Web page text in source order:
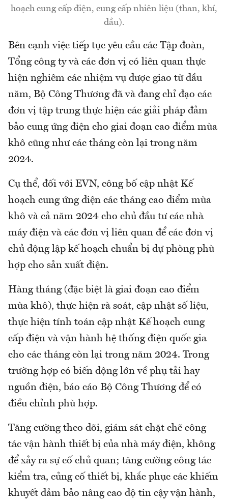
hoạch cung cấp điện, cung cấp nhiên liệu (than, khí,
dầu).
Bên cạnh việc tiếp tục yêu cầu các Tập đoàn,
Tổng công ty và các đơn vị có liên quan thực
hiện nghiêm các nhiệm vụ được giao từ đầu
năm, Bộ Công Thương đã và đang chỉ đạo các
đơn vị tập trung thực hiện các giải pháp đảm
bảo cung ứng điện cho giai đoạn cao điểm mùa
khô cũng như các tháng còn lại trong năm
2024.
Cụ thể, đối với EVN, công bố cập nhật Kế
hoạch cung ứng điện các tháng cao điểm mùa
khô và cả năm 2024 cho chủ đầu tư các nhà
máy điện và các đơn vị liên quan để các đơn vị
chủ động lập kế hoạch chuẩn bị dự phòng phù
hợp cho sản xuất điện.
Hàng tháng (đặc biệt là giai đoạn cao điểm
mùa khô), thực hiện rà soát, cập nhật số liệu,
thực hiện tính toán cập nhật Kế hoạch cung
cấp điện và vận hành hệ thống điện quốc gia
cho các tháng còn lại trong năm 2024. Trong
trường hợp có biến động lớn về phụ tải hay
nguồn điện, báo cáo Bộ Công Thương để có
điều chỉnh phù hợp.
Tăng cường theo dõi, giám sát chặt chẽ công
tác vận hành thiết bị của nhà máy điện, không
để xảy ra sự cố chủ quan; tăng cường công tác
kiểm tra, củng cố thiết bị, khắc phục các khiếm
khuyết đảm bảo nâng cao độ tin cậy vận hành,